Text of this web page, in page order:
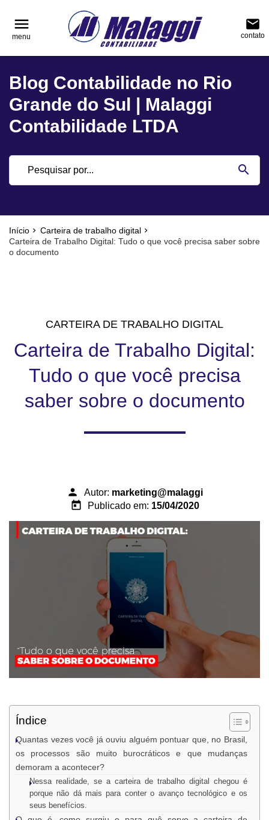
menu
menu
email
contato
Blog Contabilidade no Rio
Grande do Sul | Malaggi
Contabilidade LTDA
search
Início
Carteira de trabalho digital
Carteira de Trabalho Digital: Tudo o que você precisa saber sobre
o documento
reply NAVEGAÇÃO
Blog
Contabilidade
Notícias
reply FALE CONOSCO
phone (51) 3751-0400
location_on
Rua Júlio de Castilhos, nº 983, salas 3 e 4
Encantado - Rio Grande do Sul
CARTEIRA DE TRABALHO DIGITAL
Carteira de Trabalho Digital:
Tudo o que você precisa
saber sobre o documento
person Autor: marketing@malaggi
today Publicado em: 15/04/2020
Índice
Quantas vezes você já ouviu alguém pontuar que, no Brasil,
os processos são muito burocráticos e que mudanças
demoram a acontecer?
Nessa realidade, se a carteira de trabalho digital chegou é
porque não dá mais para conter o avanço tecnológico e os
seus benefícios.